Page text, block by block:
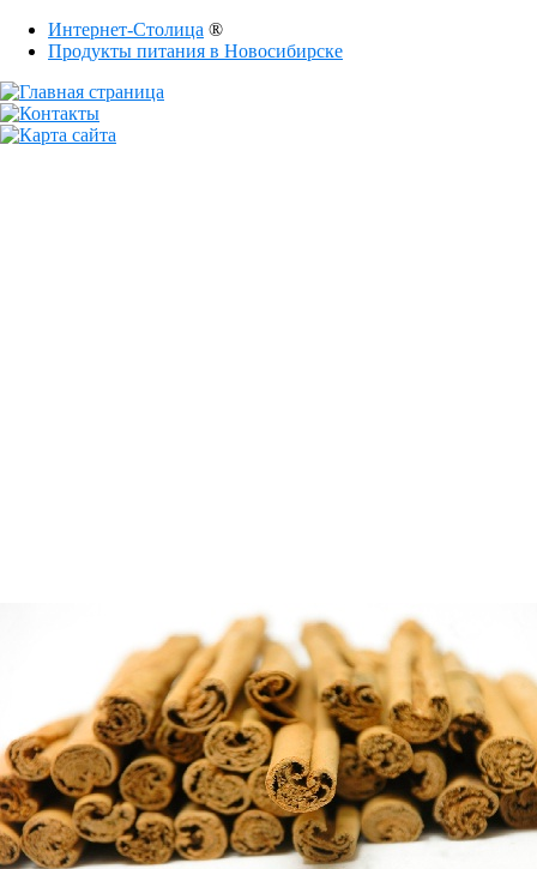
Интернет-Столица ®
Продукты питания в Новосибирске